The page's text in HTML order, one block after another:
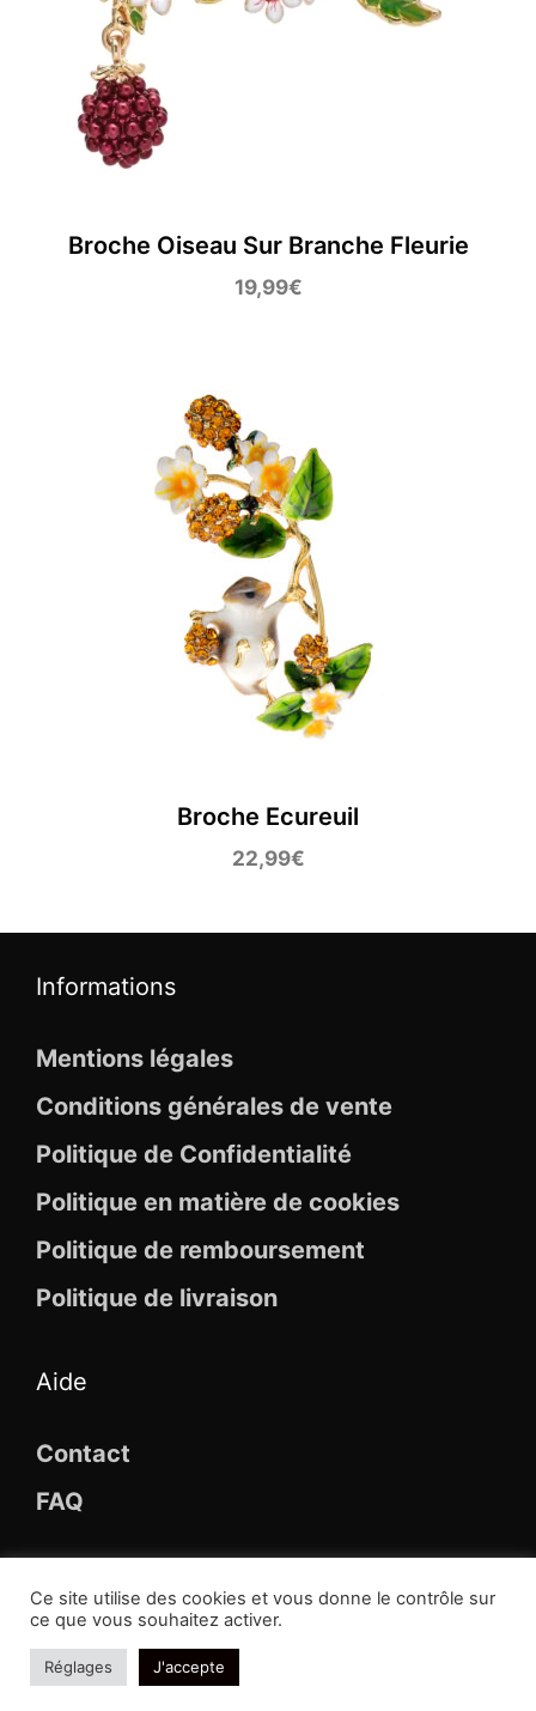
Broche Oiseau Sur Branche Fleurie
19,99€
Broche Ecureuil
22,99€
Informations
Mentions légales
Conditions générales de vente
Politique de Confidentialité
Politique en matière de cookies
Politique de remboursement
Politique de livraison
Aide
Contact
FAQ
© 2026 Maison Des Broches
Ce site utilise des cookies et vous donne le contrôle sur
ce que vous souhaitez activer.
Réglages J'accepte